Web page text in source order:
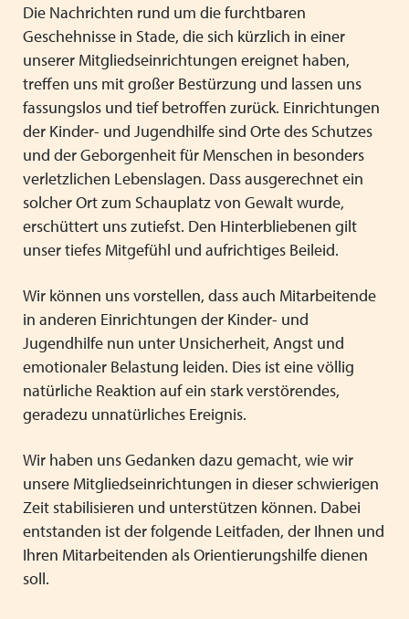
Satzung
Links
Schließen
Fachbeiträge
VPK-Podcast
Schließen
Plätze für Kinder und Jugendliche in
den VPK-Mitgliedseinrichtungen:
www.vpk-einrichtungen.de
zum Portal
Schließen
Die Nachrichten rund um die furchtbaren
Geschehnisse in Stade, die sich kürzlich in einer
unserer Mitgliedseinrichtungen ereignet haben,
treffen uns mit großer Bestürzung und lassen uns
fassungslos und tief betroffen zurück. Einrichtungen
der Kinder- und Jugendhilfe sind Orte des Schutzes
und der Geborgenheit für Menschen in besonders
verletzlichen Lebenslagen. Dass ausgerechnet ein
solcher Ort zum Schauplatz von Gewalt wurde,
erschüttert uns zutiefst. Den Hinterbliebenen gilt
unser tiefes Mitgefühl und aufrichtiges Beileid.
Wir können uns vorstellen, dass auch Mitarbeitende
in anderen Einrichtungen der Kinder- und
Jugendhilfe nun unter Unsicherheit, Angst und
emotionaler Belastung leiden. Dies ist eine völlig
natürliche Reaktion auf ein stark verstörendes,
geradezu unnatürliches Ereignis.
Wir haben uns Gedanken dazu gemacht, wie wir
unsere Mitgliedseinrichtungen in dieser schwierigen
Zeit stabilisieren und unterstützen können. Dabei
entstanden ist der folgende Leitfaden, der Ihnen und
Ihren Mitarbeitenden als Orientierungshilfe dienen
soll.